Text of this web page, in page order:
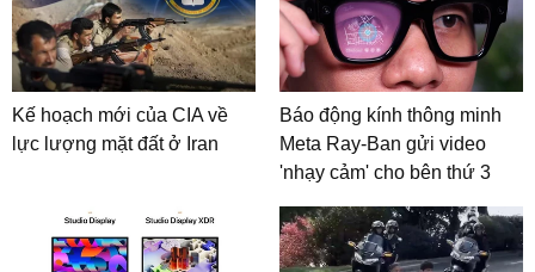
Kế hoạch mới của CIA về
lực lượng mặt đất ở Iran
Báo động kính thông minh
Meta Ray-Ban gửi video
'nhạy cảm' cho bên thứ 3